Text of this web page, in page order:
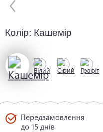
Колір: Кашемір
Передзамовлення
до 15 днів